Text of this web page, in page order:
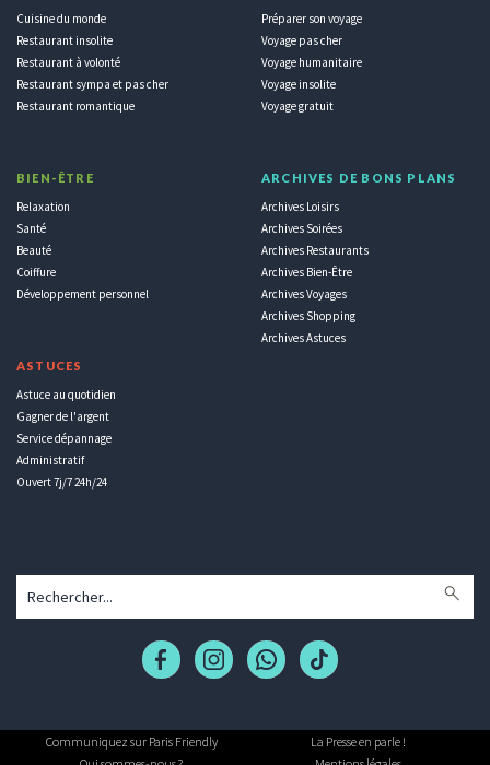
Cuisine du monde
Restaurant insolite
Restaurant à volonté
Restaurant sympa et pas cher
Restaurant romantique
BIEN-ÊTRE
Relaxation
Santé
Beauté
Coiffure
Développement personnel
ASTUCES
Astuce au quotidien
Gagner de l'argent
Service dépannage
Administratif
Ouvert 7j/7 24h/24
Préparer son voyage
Voyage pas cher
Voyage humanitaire
Voyage insolite
Voyage gratuit
ARCHIVES DE BONS PLANS
Archives Loisirs
Archives Soirées
Archives Restaurants
Archives Bien-Être
Archives Voyages
Archives Shopping
Archives Astuces
Communiquez sur Paris Friendly
La Presse en parle !